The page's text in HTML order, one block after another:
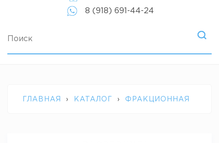
8 (918) 691-44-24
ГЛАВНАЯ › КАТАЛОГ › ФРАКЦИОННАЯ